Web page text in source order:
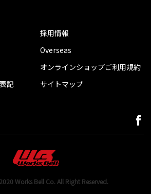
採用情報
Overseas
オンラインショップご利用規約
記
サイトマップ
Works Bell Co. All Right Reserved.